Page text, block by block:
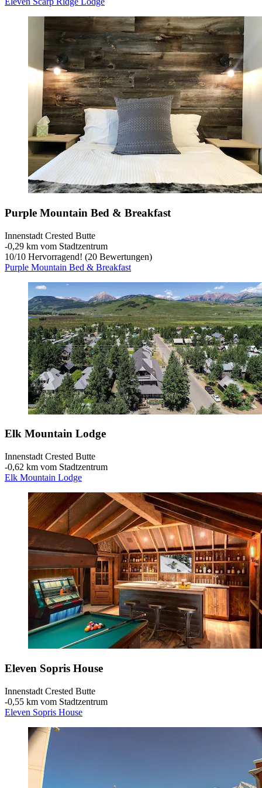
Purple Mountain Bed & Breakfast
Innenstadt Crested Butte
‐0,29 km vom Stadtzentrum
10/10 Hervorragend! (20 Bewertungen)
Purple Mountain Bed & Breakfast
Elk Mountain Lodge
Innenstadt Crested Butte
‐0,62 km vom Stadtzentrum
Elk Mountain Lodge
Eleven Sopris House
Innenstadt Crested Butte
‐0,55 km vom Stadtzentrum
Eleven Sopris House